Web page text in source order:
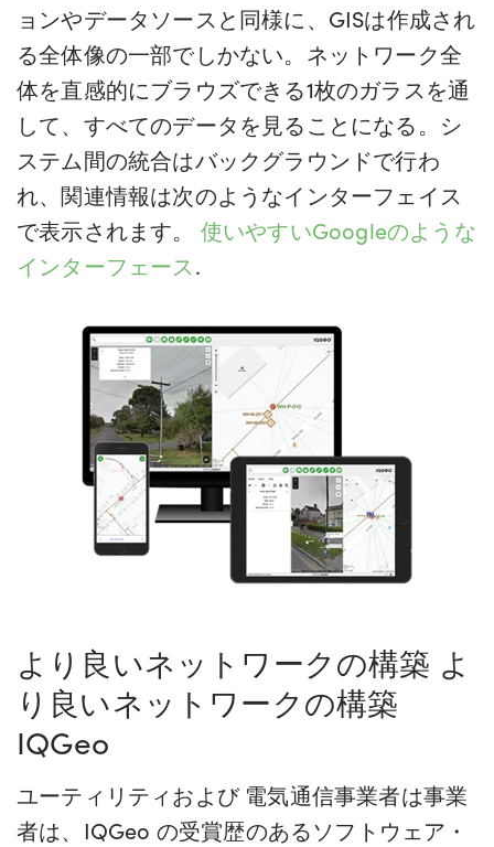
ョンやデータソースと同様に、GISは作成され
る全体像の一部でしかない。ネットワーク全
体を直感的にブラウズできる1枚のガラスを通
して、すべてのデータを見ることになる。シ
ステム間の統合はバックグラウンドで行わ
れ、関連情報は次のようなインターフェイス
で表示されます。 使いやすいGoogleのような
インターフェース.
より良いネットワークの構築 よ
り良いネットワークの構築
IQGeo
ユーティリティおよび 電気通信事業者は事業
者は、IQGeo の受賞歴のあるソフトウェア・